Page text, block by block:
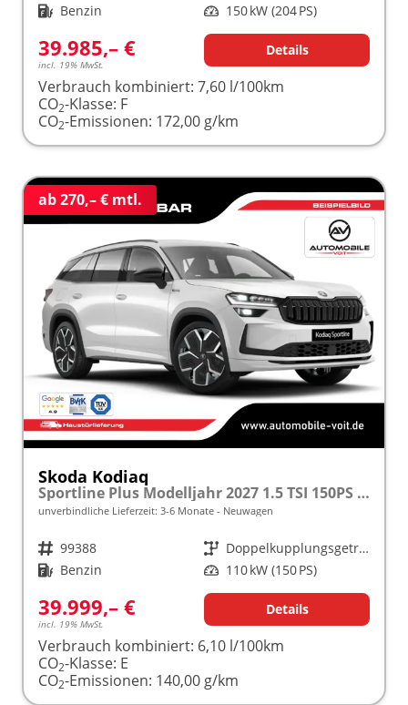
Kraftstoff Benzin Leistung 150 kW (204 PS)
39.985,– €
incl. 19% MwSt.
Details
Verbrauch kombiniert: 7,60 l/100km
CO2-Klasse: F
CO2-Emissionen: 172,00 g/km
ab 270,– € mtl.
Skoda Kodiaq
Sportline Plus Modelljahr 2027 1.5 TSI 150PS DSG MATRIX/KAMERA/ACC/MEMORY/NAVI/SHZ/3Z.KLIMA/ELEKTR. HECKKLAPPE frei konfigurierbar!
unverbindliche Lieferzeit: 3-6 Monate Neuwagen
Fahrzeugnr. 99388 Getriebe
Doppelkupplungsgetriebe (DSG)
Kraftstoff Benzin Leistung 110 kW (150 PS)
39.999,– €
incl. 19% MwSt.
Details
Verbrauch kombiniert: 6,10 l/100km
CO2-Klasse: E
CO2-Emissionen: 140,00 g/km